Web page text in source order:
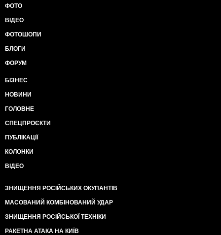
ФОТО
ВІДЕО
ФОТОШОПИ
БЛОГИ
ФОРУМ
БІЗНЕС
НОВИНИ
ГОЛОВНЕ
СПЕЦПРОЄКТИ
ПУБЛІКАЦІЇ
КОЛОНКИ
ВІДЕО
ЗНИЩЕННЯ РОСІЙСЬКИХ ОКУПАНТІВ
МАСОВАНИЙ КОМБІНОВАНИЙ УДАР
ЗНИЩЕННЯ РОСІЙСЬКОЇ ТЕХНІКИ
РАКЕТНА АТАКА НА КИЇВ